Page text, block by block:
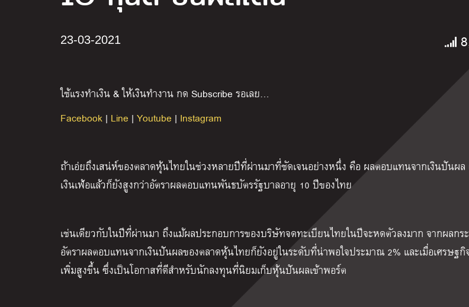
23-03-2021
ใช้แรงทำเงิน & ให้เงินทำงาน กด Subscribe รอเลย…
Facebook | Line | Youtube | Instagram
ถ้าเอ่ยถึงเสน่ห์ของตลาดหุ้นไทยในช่วงหลายปีที่ผ่านมาที่ชัดเจนอย่างหนึ่ง คือ ผลตอบแทนจากเงินปันผล
เงินเฟ้อแล้วก็ยังสูงกว่าอัตราผลตอบแทนพันธบัตรรัฐบาลอายุ 10 ปีของไทย
เช่นเดียวกับในปีที่ผ่านมา ถึงแม้ผลประกอบการของบริษัทจดทะเบียนไทยในปีจะหดตัวลงมาก จากผลกร
อัตราผลตอบแทนจากเงินปันผลของตลาดหุ้นไทยก็ยังอยู่ในระดับที่น่าพอใจประมาณ 2% และเมื่อเศรษฐ
เพิ่มสูงขึ้น ซึ่งเป็นโอกาสที่ดีสำหรับนักลงทุนที่นิยมเก็บหุ้นปันผลเข้าพอร์ต